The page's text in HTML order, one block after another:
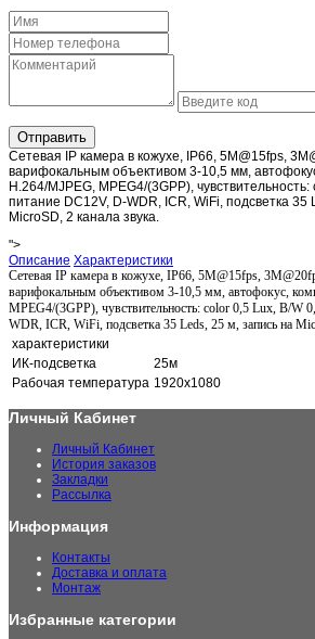
Отправить
Сетевая IP камера в кожухе, IP66, 5M@15fps,
варифокальным объективом 3-10,5 мм,
H.264/MJPEG, MPEG4/(3GPP),
питание DC12V, D-WDR, ICR, WiFi, подсветка 35
MicroSD, 2 канала звука.
">
Описание Характеристики
Сетевая IP камера в кожухе, IP66, 5M@15fps,
варифокальным объективом 3-10,5 мм, автофокус,
MPEG4/(3GPP), чувствительность: color 0,5 Lux, B/W
WDR, ICR, WiFi, подсветка 35 Leds, 25 м, запись на
характеристики
ИК-подсветка
25м
Рабочая температура 1920x1080
Личный Кабинет
Личный Кабинет
История заказов
Закладки
Рассылка
Информация
Контакты
Доставка и оплата
Монтаж
Избранные категории